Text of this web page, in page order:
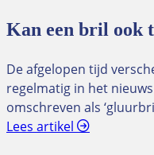
Kan een bril ook
De afgelopen tijd
regelmatig in het
omschreven als
Lees artikel